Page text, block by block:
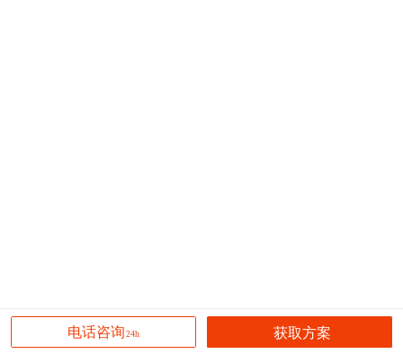
电话咨询 24h 获取方案